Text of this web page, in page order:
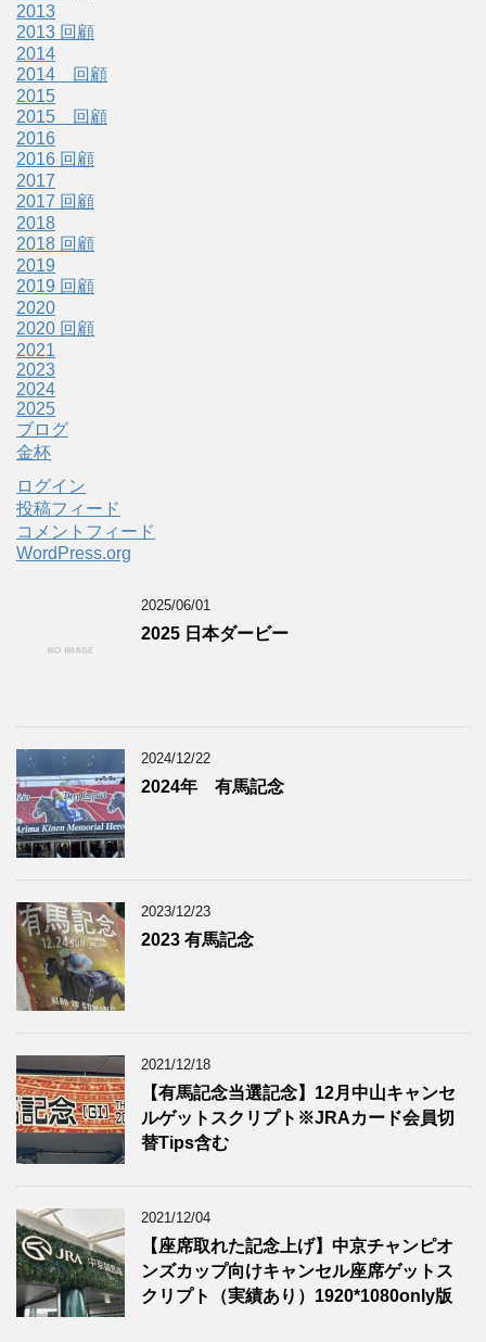
2013
2013 回顧
2014
2014 回顧
2015
2015 回顧
2016
2016 回顧
2017
2017 回顧
2018
2018 回顧
2019
2019 回顧
2020
2020 回顧
2021
2023
2024
2025
ブログ
金杯
ログイン
投稿フィード
コメントフィード
WordPress.org
2025/06/01
2025 日本ダービー
2024/12/22
2024年 有馬記念
2023/12/23
2023 有馬記念
2021/12/18
【有馬記念当選記念】12月中山キャンセ
ルゲットスクリプト※JRAカード会員切
替Tips含む
2021/12/04
【座席取れた記念上げ】中京チャンピオ
ンズカップ向けキャンセル座席ゲットス
クリプト（実績あり）1920*1080only版